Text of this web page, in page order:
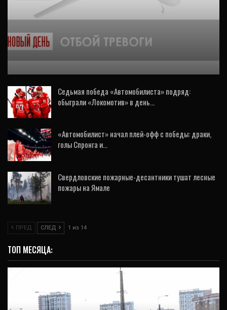
Режим беспилотной опасности на Урале
Седьмая победа «Автомобилиста» подряд:
обыграли «Локомотив» в день…
«Автомобилист» начал плей-офф с победы: драки,
голы Спронга и…
Свердловские пожарные-десантники тушат лесные
пожары на Ямале
ПРЕД СЛЕД 1 из 14
ТОП МЕСЯЦА: